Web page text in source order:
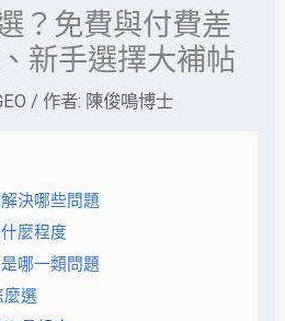
？免費與付費差
新手選擇大補帖
/ 作者: 陳俊鳴博士
決哪些問題
麼程度
哪一類問題
選